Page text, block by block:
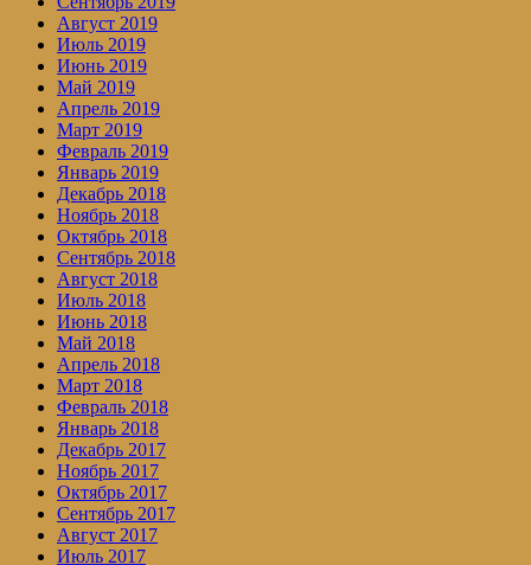
Август 2019
Июль 2019
Июнь 2019
Май 2019
Апрель 2019
Март 2019
Февраль 2019
Январь 2019
Декабрь 2018
Ноябрь 2018
Октябрь 2018
Сентябрь 2018
Август 2018
Июль 2018
Июнь 2018
Май 2018
Апрель 2018
Март 2018
Февраль 2018
Январь 2018
Декабрь 2017
Ноябрь 2017
Октябрь 2017
Сентябрь 2017
Август 2017
Июль 2017